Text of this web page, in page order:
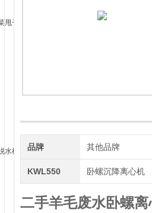
干机
机
品牌 其他品牌
KWL550 卧螺沉降离心机
二手羊毛废水卧螺离